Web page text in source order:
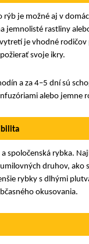
rýb je možné aj v
jemnolisté rastliny
je vhodné
svoje ikry.
a za 4–5 dní sú
alebo jemne
spoločenská rybka.
druhov, ako
rybky s dlhými
okusovania.